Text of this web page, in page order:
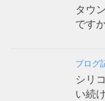
タウ
です
ブログ
シリ
い続